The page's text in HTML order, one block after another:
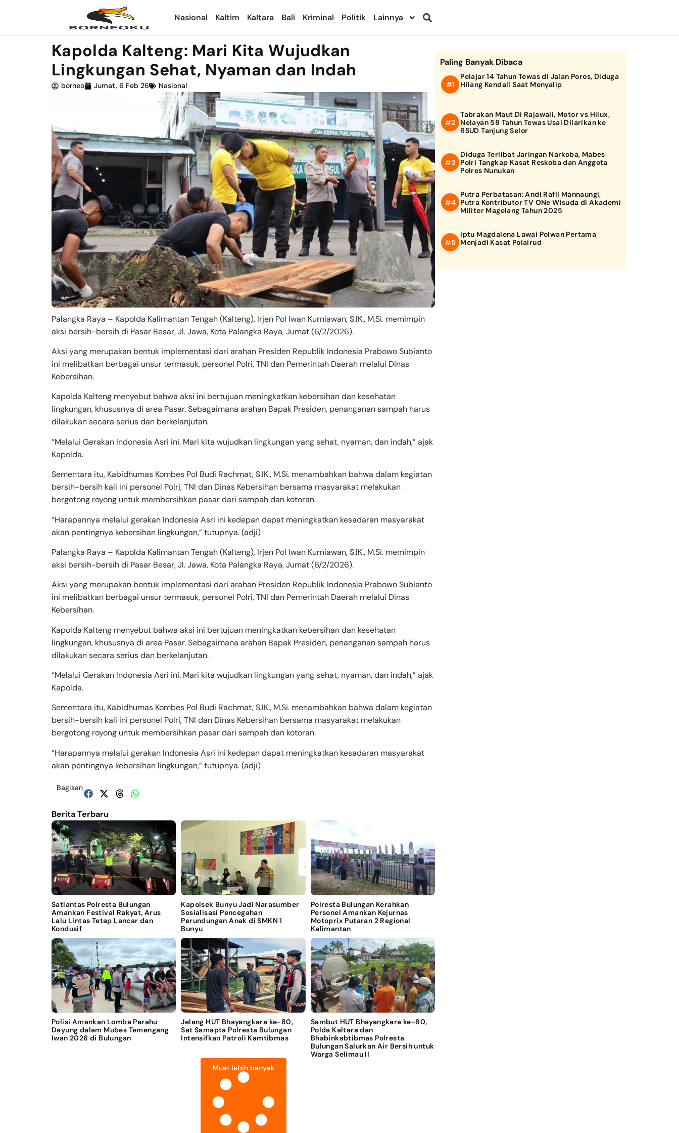
Nasional Kaltim Kaltara Bali Kriminal Politik Lainnya
Kapolda Kalteng: Mari Kita Wujudkan
Lingkungan Sehat, Nyaman dan Indah
borneo Jumat, 6 Feb 26 Nasional
Palangka Raya – Kapolda Kalimantan Tengah (Kalteng), Irjen Pol Iwan Kurniawan, S.IK., M.Si. memimpin
aksi bersih-bersih di Pasar Besar, Jl. Jawa, Kota Palangka Raya, Jumat (6/2/2026).
Aksi yang merupakan bentuk implementasi dari arahan Presiden Republik Indonesia Prabowo Subianto
ini melibatkan berbagai unsur termasuk, personel Polri, TNI dan Pemerintah Daerah melalui Dinas
Kebersihan.
Kapolda Kalteng menyebut bahwa aksi ini bertujuan meningkatkan kebersihan dan kesehatan
lingkungan, khususnya di area Pasar. Sebagaimana arahan Bapak Presiden, penanganan sampah harus
dilakukan secara serius dan berkelanjutan.
“Melalui Gerakan Indonesia Asri ini. Mari kita wujudkan lingkungan yang sehat, nyaman, dan indah,” ajak
Kapolda.
Sementara itu, Kabidhumas Kombes Pol Budi Rachmat, S.IK., M.Si. menambahkan bahwa dalam kegiatan
bersih-bersih kali ini personel Polri, TNI dan Dinas Kebersihan bersama masyarakat melakukan
bergotong royong untuk membersihkan pasar dari sampah dan kotoran.
“Harapannya melalui gerakan Indonesia Asri ini kedepan dapat meningkatkan kesadaran masyarakat
akan pentingnya kebersihan lingkungan,” tutupnya. (adji)
Palangka Raya – Kapolda Kalimantan Tengah (Kalteng), Irjen Pol Iwan Kurniawan, S.IK., M.Si. memimpin
aksi bersih-bersih di Pasar Besar, Jl. Jawa, Kota Palangka Raya, Jumat (6/2/2026).
Aksi yang merupakan bentuk implementasi dari arahan Presiden Republik Indonesia Prabowo Subianto
ini melibatkan berbagai unsur termasuk, personel Polri, TNI dan Pemerintah Daerah melalui Dinas
Kebersihan.
Kapolda Kalteng menyebut bahwa aksi ini bertujuan meningkatkan kebersihan dan kesehatan
lingkungan, khususnya di area Pasar. Sebagaimana arahan Bapak Presiden, penanganan sampah harus
dilakukan secara serius dan berkelanjutan.
“Melalui Gerakan Indonesia Asri ini. Mari kita wujudkan lingkungan yang sehat, nyaman, dan indah,” ajak
Kapolda.
Sementara itu, Kabidhumas Kombes Pol Budi Rachmat, S.IK., M.Si. menambahkan bahwa dalam kegiatan
bersih-bersih kali ini personel Polri, TNI dan Dinas Kebersihan bersama masyarakat melakukan
bergotong royong untuk membersihkan pasar dari sampah dan kotoran.
“Harapannya melalui gerakan Indonesia Asri ini kedepan dapat meningkatkan kesadaran masyarakat
akan pentingnya kebersihan lingkungan,” tutupnya. (adji)
Bagikan
Berita Terbaru
Satlantas Polresta Bulungan
Amankan Festival Rakyat, Arus
Lalu Lintas Tetap Lancar dan
Kondusif
Kapolsek Bunyu Jadi Narasumber
Sosialisasi Pencegahan
Perundungan Anak di SMKN 1
Bunyu
Polresta Bulungan Kerahkan
Personel Amankan Kejurnas
Motoprix Putaran 2 Regional
Kalimantan
Polisi Amankan Lomba Perahu
Dayung dalam Mubes Temengang
Iwan 2026 di Bulungan
Jelang HUT Bhayangkara ke-80,
Sat Samapta Polresta Bulungan
Intensifkan Patroli Kamtibmas
Sambut HUT Bhayangkara ke-80,
Polda Kaltara dan
Bhabinkabtibmas Polresta
Bulungan Salurkan Air Bersih untuk
Warga Selimau II
Muat lebih banyak
Paling Banyak Dibaca
Pelajar 14 Tahun Tewas di Jalan Poros, Diduga
Hilang Kendali Saat Menyalip
Tabrakan Maut Di Rajawali, Motor vs Hilux,
Nelayan 58 Tahun Tewas Usai Dilarikan ke
RSUD Tanjung Selor
Diduga Terlibat Jaringan Narkoba, Mabes
Polri Tangkap Kasat Reskoba dan Anggota
Polres Nunukan
Putra Perbatasan: Andi Rafli Mannaungi,
Putra Kontributor TV ONe Wisuda di Akademi
Militer Magelang Tahun 2025
Iptu Magdalena Lawai Polwan Pertama
Menjadi Kasat Polairud